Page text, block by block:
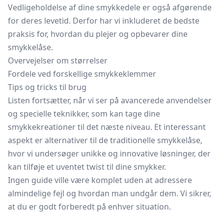
Vedligeholdelse af dine smykkedele er også afgørende
for deres levetid. Derfor har vi inkluderet de bedste
praksis for, hvordan du plejer og opbevarer dine
smykkelåse.
Overvejelser om størrelser
Fordele ved forskellige smykkeklemmer
Tips og tricks til brug
Listen fortsætter, når vi ser på avancerede anvendelser
og specielle teknikker, som kan tage dine
smykkekreationer til det næste niveau. Et interessant
aspekt er alternativer til de traditionelle smykkelåse,
hvor vi undersøger unikke og innovative løsninger, der
kan tilføje et uventet twist til dine smykker.
Ingen guide ville være komplet uden at adressere
almindelige fejl og hvordan man undgår dem. Vi sikrer,
at du er godt forberedt på enhver situation.